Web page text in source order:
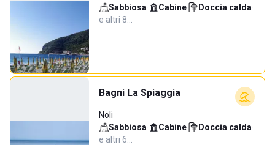
Sabbiosa· Cabine· Doccia calda·
e altri 8…
Bagni La Spiaggia
Noli
Sabbiosa· Cabine· Doccia calda·
e altri 6…